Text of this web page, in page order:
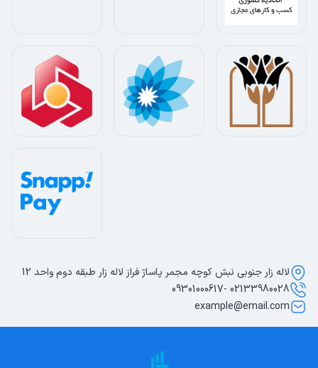
لاله زار جنوبی نبش کوچه مجمر پاساژ فراز لاله زار طبقه دوم واحد 12
02133980028 -09301000617
example@email.com